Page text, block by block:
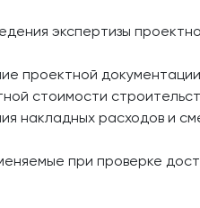
экспертизы
проектной
стоимости
накладных расходов и
при проверке